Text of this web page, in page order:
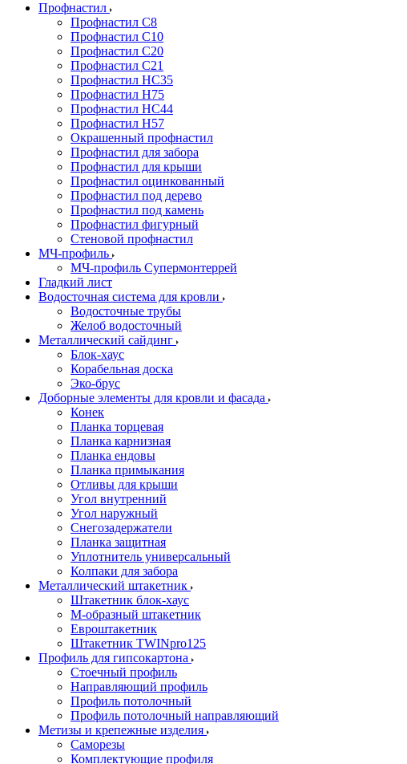
Профнастил
Профнастил С8
Профнастил С10
Профнастил С20
Профнастил С21
Профнастил НС35
Профнастил Н75
Профнастил HC44
Профнастил Н57
Окрашенный профнастил
Профнастил для забора
Профнастил для крыши
Профнастил оцинкованный
Профнастил под дерево
Профнастил под камень
Профнастил фигурный
Стеновой профнастил
МЧ-профиль
МЧ-профиль Супермонтеррей
Гладкий лист
Водосточная система для кровли
Водосточные трубы
Желоб водосточный
Металлический сайдинг
Блок-хаус
Корабельная доска
Эко-брус
Доборные элементы для кровли и фасада
Конек
Планка торцевая
Планка карнизная
Планка ендовы
Планка примыкания
Отливы для крыши
Угол внутренний
Угол наружный
Снегозадержатели
Планка защитная
Уплотнитель универсальный
Колпаки для забора
Металлический штакетник
Штакетник блок-хаус
М-образный штакетник
Евроштакетник
Штакетник TWINpro125
Профиль для гипсокартона
Стоечный профиль
Направляющий профиль
Профиль потолочный
Профиль потолочный направляющий
Метизы и крепежные изделия
Саморезы
Комплектующие профиля